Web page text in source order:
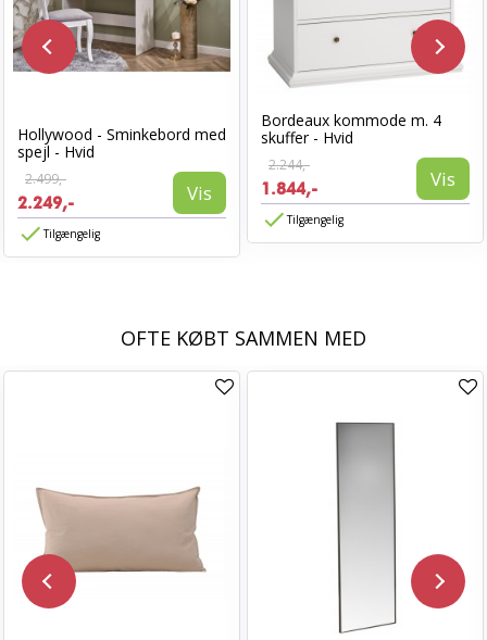
Hollywood - Sminkebord med
spejl - Hvid
2.499,-
2.249,- Vis
Tilgængelig
Bordeaux kommode m. 4
skuffer - Hvid
2.244,-
1.844,- Vis
Tilgængelig
OFTE KØBT SAMMEN MED